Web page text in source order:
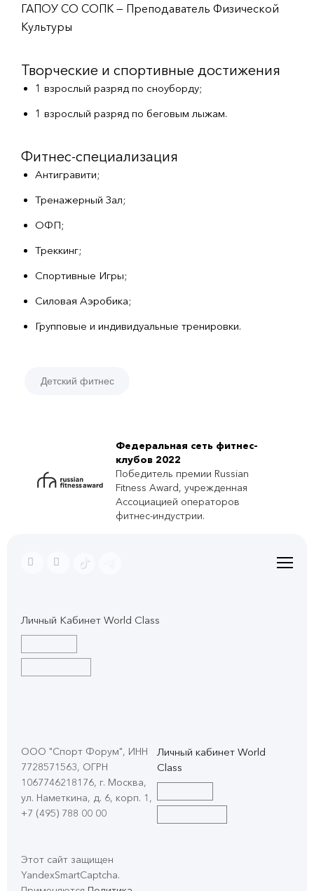
ГАПОУ СО СОПК — Преподаватель Физической
Культуры
Творческие и спортивные достижения
1 взрослый разряд по сноуборду;
1 взрослый разряд по беговым лыжам.
Фитнес-специализация
Антигравити;
Тренажерный Зал;
ОФП;
Треккинг;
Спортивные Игры;
Силовая Аэробика;
Групповые и индивидуальные тренировки.
Детский фитнес
Федеральная сеть фитнес-
клубов 2022
Победитель премии Russian
Fitness Award, учрежденная
Ассоциацией операторов
фитнес-индустрии.
Личный Кабинет World Class
ООО "Спорт Форум", ИНН
7728571563, ОГРН
1067746218176, г. Москва,
ул. Наметкина, д. 6, корп. 1 ,
+7 (495) 788 00 00
Этот сайт защищен
YandexSmartCaptcha.
Личный кабинет World
Class